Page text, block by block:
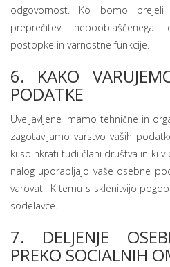
odgovornost. Ko bomo
preprečitev
postopke in varnostne funkcije.
6. KAKO
PODATKE
Uveljavljene imamo tehnične in
zagotavljamo varstvo vaših
ki so hkrati tudi člani društva in ki v
nalog uporabljajo vaše osebne
varovati. K temu s sklenitvijo
sodelavce.
7. DELJENJE
PREKO SOCIALNIH